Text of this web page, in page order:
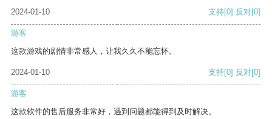
2024-01-10
支持[0] 反对[0]
游客
这款游戏的剧情非常感人，让我久久不能忘怀。
2024-01-10 支持[0] 反对[0]
游客
这款软件的售后服务非常好，遇到问题都能得到及时解决。